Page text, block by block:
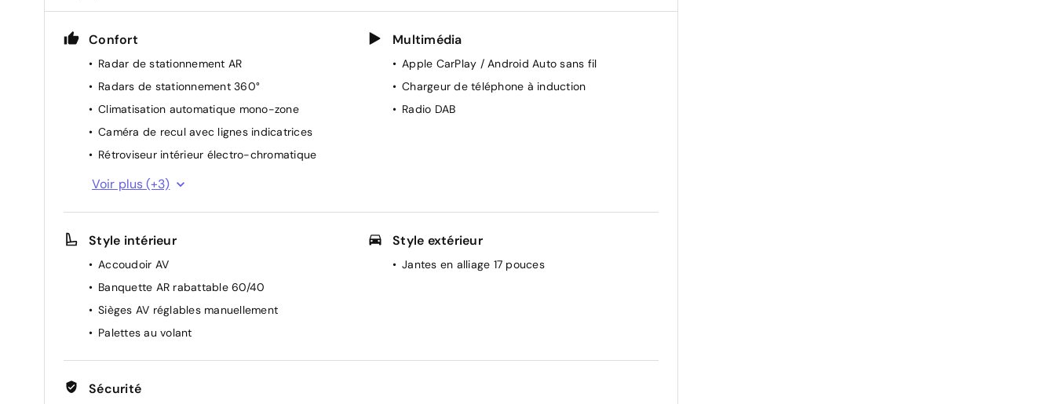
Confort
Radar de stationnement AR
Radars de stationnement 360°
Climatisation automatique mono-zone
Caméra de recul avec lignes indicatrices
Rétroviseur intérieur électro-chromatique
Système de démarrage sans clé
Voir plus (+3)
Multimédia
Apple CarPlay / Android Auto sans fil
Chargeur de téléphone à induction
Radio DAB
Style intérieur
Accoudoir AV
Banquette AR rabattable 60/40
Sièges AV réglables manuellement
Palettes au volant
Style extérieur
Jantes en alliage 17 pouces
Sécurité